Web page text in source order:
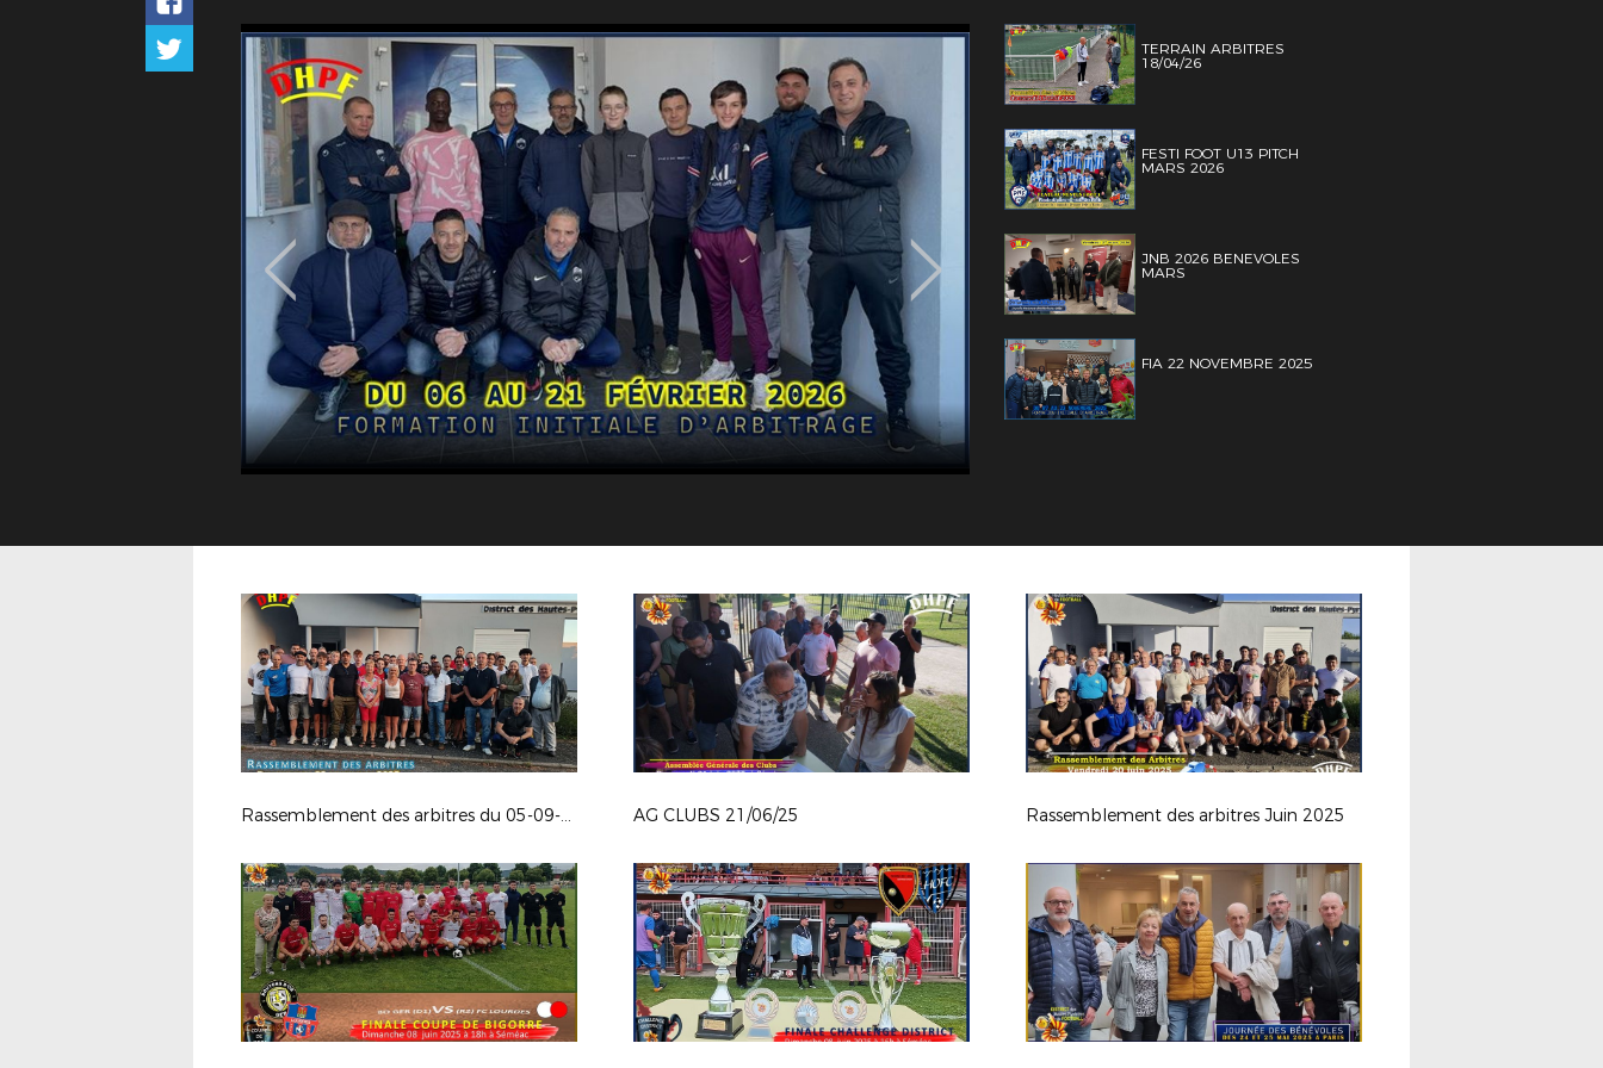
TERRAIN ARBITRES
18/04/26
FESTI FOOT U13 PITCH
MARS 2026
JNB 2026 BENEVOLES
MARS
FIA 22 NOVEMBRE 2025
Rassemblement des arbitres du 05-09-25 AG CLUBS 21/06/25 Rassemblement des arbitres Juin 2025